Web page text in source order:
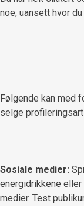
noe, uansett hvor du
Følgende kan med
selge
Sosiale medier:
energidrikkene
medier. Test